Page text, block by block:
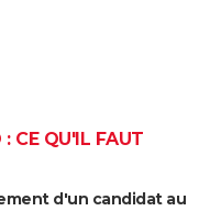
: CE QU'IL FAUT
d'un candidat au